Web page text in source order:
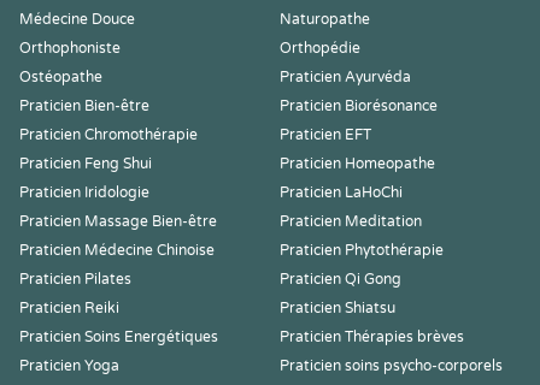
Médecine Douce
Naturopathe
Orthophoniste
Orthopédie
Ostéopathe
Praticien Ayurvéda
Praticien Bien-être
Praticien Biorésonance
Praticien Chromothérapie
Praticien EFT
Praticien Feng Shui
Praticien Homeopathe
Praticien Iridologie
Praticien LaHoChi
Praticien Massage Bien-être
Praticien Meditation
Praticien Médecine Chinoise
Praticien Phytothérapie
Praticien Pilates
Praticien Qi Gong
Praticien Reiki
Praticien Shiatsu
Praticien Soins Energétiques
Praticien Thérapies brèves
Praticien Yoga
Praticien soins psycho-corporels